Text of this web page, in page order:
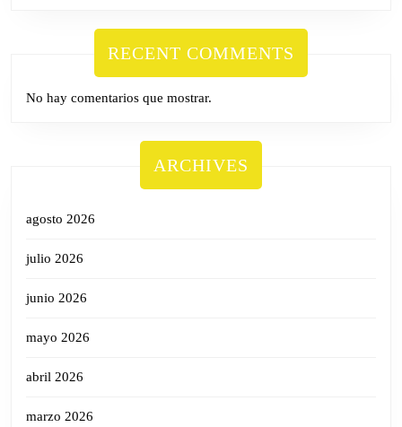
RECENT COMMENTS
No hay comentarios que mostrar.
ARCHIVES
agosto 2026
julio 2026
junio 2026
mayo 2026
abril 2026
marzo 2026